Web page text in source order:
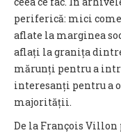
periferică: mici
aflate la marginea
aflați la granița
mărunți pentru a
interesanți pentru a
majorității.
De la François